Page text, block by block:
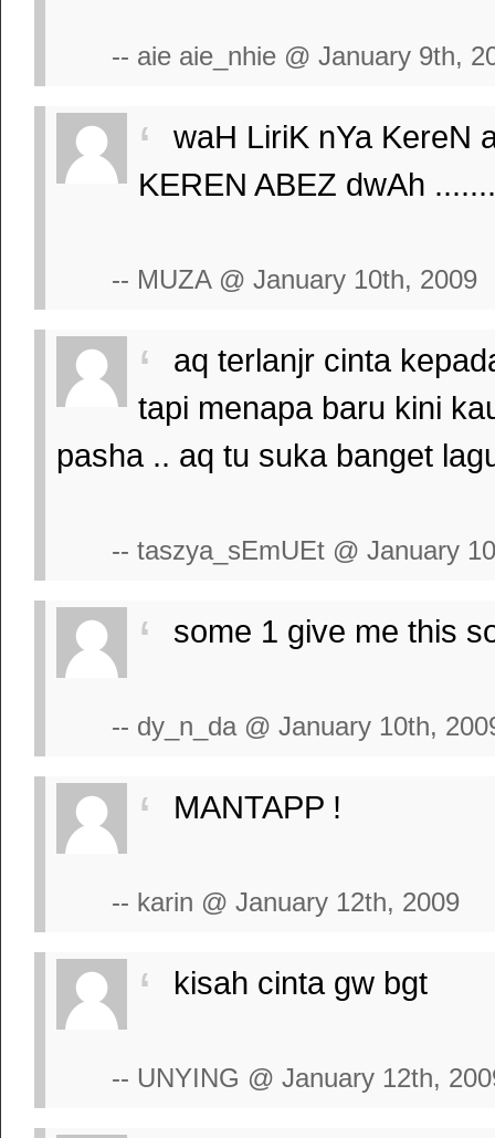
-- aie aie_nhie @ January 9th,
waH LiriK nYa KereN
KEREN ABEZ dwAh
-- MUZA @ January 10th, 2009
aq terlanjr cinta
tapi menapa baru kini
pasha .. aq tu suka banget
-- taszya_sEmUEt @ January
some 1 give me this
-- dy_n_da @ January 10th,
MANTAPP !
-- karin @ January 12th, 2009
kisah cinta gw bgt
-- UNYING @ January 12th,